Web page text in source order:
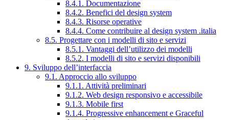
8.4.1. Documentazione
8.4.2. Benefici del design system
8.4.3. Risorse operative
8.4.4. Come contribuire al design system .italia
8.5. Progettare con i modelli di sito e servizi
8.5.1. Vantaggi dell’utilizzo dei modelli
8.5.2. I modelli di sito e servizi disponibili
9. Sviluppo dell’interfaccia
9.1. Approccio allo sviluppo
9.1.1. Attività preliminari
9.1.2. Web design responsivo e accessibile
9.1.3. Mobile first
9.1.4. Progressive enhancement e Graceful